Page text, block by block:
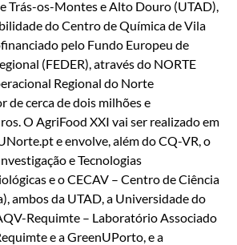
Trás-os-Montes e Alto Douro (UTAD),
do Centro de Química de Vila
pelo Fundo Europeu de
(FEDER), através do NORTE
Regional do Norte
de cerca de dois milhões e
O AgriFood XXI vai ser realizado em
e envolve, além do CQ-VR, o
e Tecnologias
e o CECAV – Centro de Ciência
ambos da UTAD, a Universidade do
Requimte – Laboratório Associado
e a GreenUPorto, e a